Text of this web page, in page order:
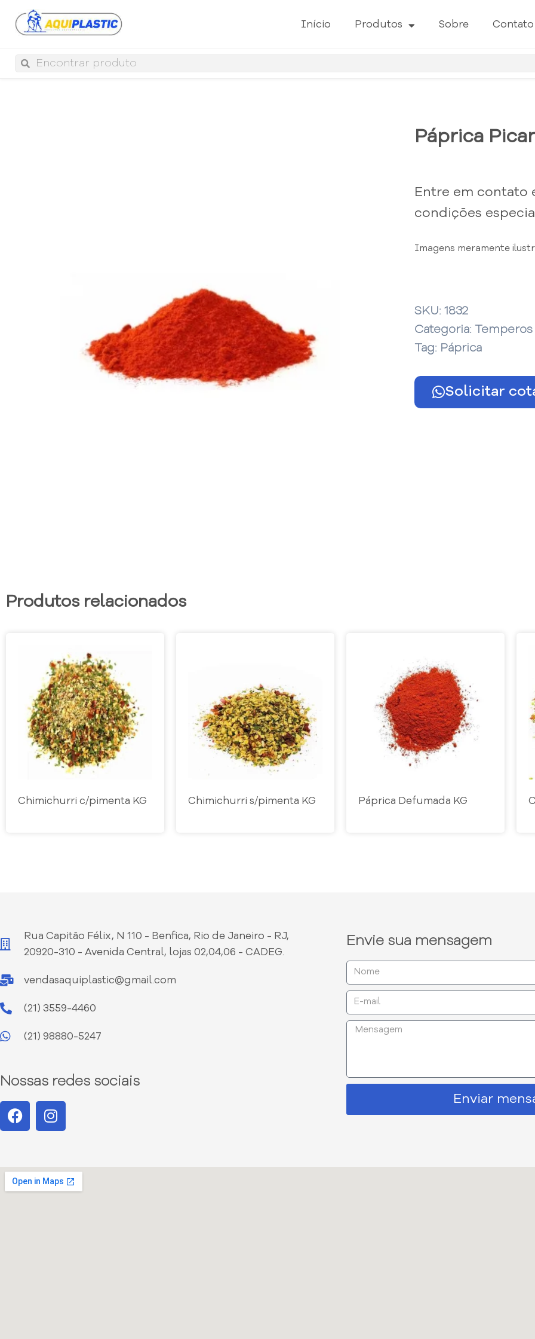
Início Produtos Sobre Contato
Páprica
Entre em contato
condições
Imagens meramente
SKU: 1832
Categoria: Temperos
Tag: Páprica
Solicitar
Produtos relacionados
Chimichurri c/pimenta KG Chimichurri s/pimenta KG Páprica Defumada KG
Rua Capitão Félix, N 110 - Benfica, Rio de Janeiro - RJ,
20920-310 - Avenida Central, lojas 02,04,06 - CADEG.
vendasaquiplastic@gmail.com
(21) 3559-4460
(21) 98880-5247
Nossas redes sociais
Envie sua mensagem
Enviar